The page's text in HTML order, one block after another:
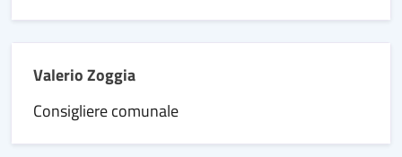
Valerio Zoggia
Consigliere comunale